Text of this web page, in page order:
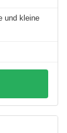
und kleine